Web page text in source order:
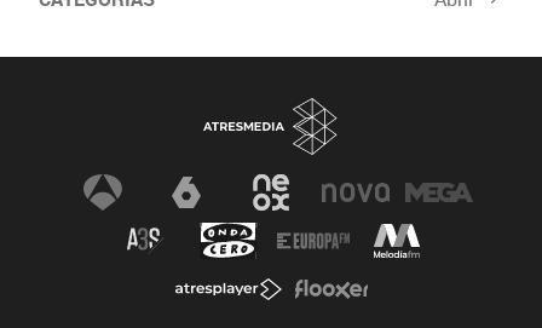
Salud sexual El tiempo Viajes y planes
Champions Últimas noticias
Nutrición Gastronomía Recetas de cocina
Trabaja los glúteos Suelo pélvico
Dietas sanas